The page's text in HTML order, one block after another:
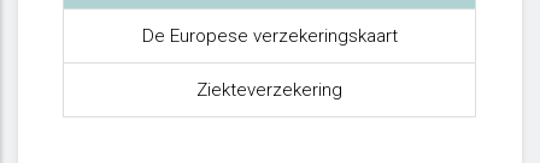
De Europese verzekeringskaart
Ziekteverzekering